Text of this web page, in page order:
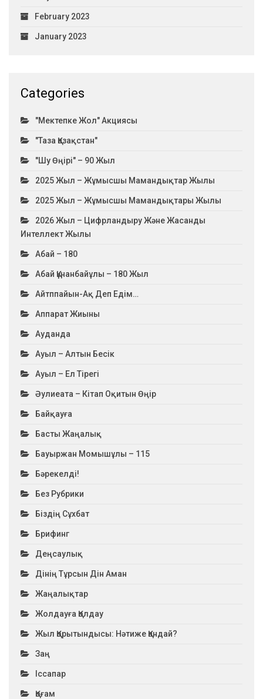
February 2023
January 2023
Categories
"Мектепке Жол" Акциясы
"Таза Қазақстан"
"Шу Өңірі" – 90 Жыл
2025 Жыл – Жұмысшы Мамандықтар Жылы
2025 Жыл – Жұмысшы Мамандықтары Жылы
2026 Жыл – Цифрландыру Және Жасанды
Интеллект Жылы
Абай – 180
Абай Құнанбайұлы – 180 Жыл
Айтппайын-Ақ Деп Едім…
Аппарат Жиыны
Ауданда
Ауыл – Алтын Бесік
Ауыл – Ел Тірегі
Әулиеата – Кітап Оқитын Өңір
Байқауға
Басты Жаңалық
Бауыржан Момышұлы – 115
Бәрекелді!
Без Рубрики
Біздің Сұхбат
Брифинг
Деңсаулық
Дінің Тұрсын Дін Аман
Жаңалықтар
Жолдауға Қолдау
Жыл Қорытындысы: Нәтиже Қандай?
Заң
Іссапар
Қоғам